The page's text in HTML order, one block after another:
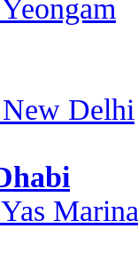
Delhi
Marina